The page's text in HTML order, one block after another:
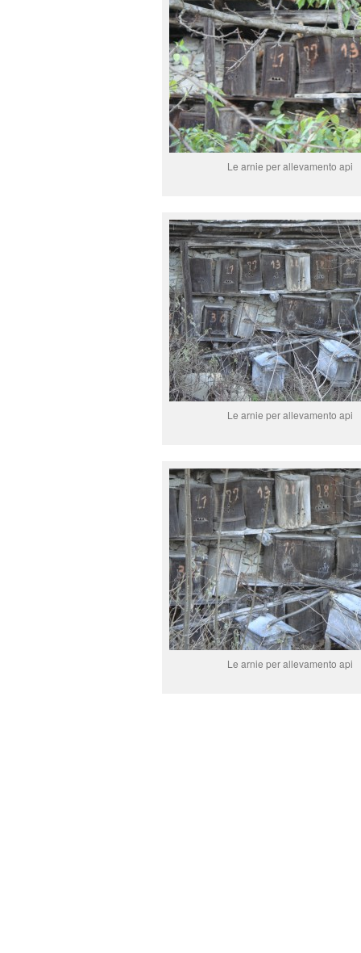
Le arnie per allevamento api
Le arnie per allevamento api
Le arnie per allevamento api